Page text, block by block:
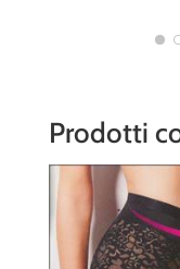
Prodotti